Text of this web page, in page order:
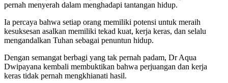
pernah menyerah dalam menghadapi tantangan hidup.
Ia percaya bahwa setiap orang memiliki potensi untuk meraih
kesuksesan asalkan memiliki tekad kuat, kerja keras, dan selalu
mengandalkan Tuhan sebagai penuntun hidup.
Dengan semangat berbagi yang tak pernah padam, Dr Aqua
Dwipayana kembali membuktikan bahwa perjuangan dan kerja
keras tidak pernah mengkhianati hasil.